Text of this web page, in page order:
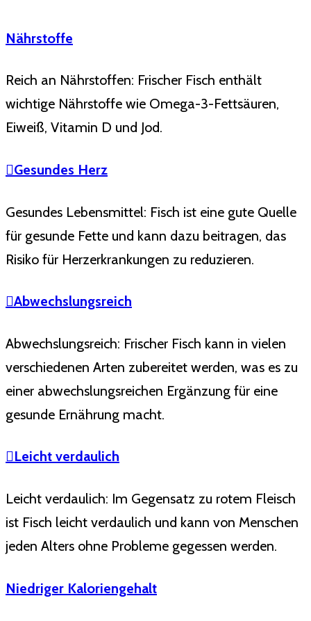
Nährstoffe
Reich an Nährstoffen: Frischer Fisch enthält
wichtige Nährstoffe wie Omega-3-Fettsäuren,
Eiweiß, Vitamin D und Jod.
Gesundes Herz
Gesundes Lebensmittel: Fisch ist eine gute Quelle
für gesunde Fette und kann dazu beitragen, das
Risiko für Herzerkrankungen zu reduzieren.
Abwechslungsreich
Abwechslungsreich: Frischer Fisch kann in vielen
verschiedenen Arten zubereitet werden, was es zu
einer abwechslungsreichen Ergänzung für eine
gesunde Ernährung macht.
Leicht verdaulich
Leicht verdaulich: Im Gegensatz zu rotem Fleisch
ist Fisch leicht verdaulich und kann von Menschen
jeden Alters ohne Probleme gegessen werden.
Niedriger Kaloriengehalt